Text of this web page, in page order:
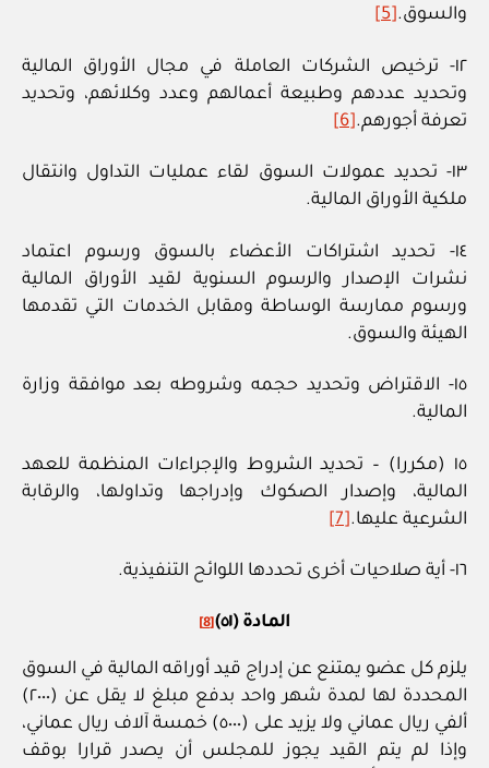
والسوق.[5]
١٢- ترخيص الشركات العاملة في مجال الأوراق المالية
وتحديد عددهم وطبيعة أعمالهم وعدد وكلائهم، وتحديد
تعرفة أجورهم.
١٣- تحديد عمولات السوق لقاء عمليات التداول وانتقال
ملكية الأوراق المالية.
١٤- تحديد اشتراكات الأعضاء بالسوق ورسوم اعتماد
نشرات الإصدار والرسوم السنوية لقيد الأوراق المالية
ورسوم ممارسة الوساطة ومقابل الخدمات التي تقدمها
الهيئة والسوق.
١٥- الاقتراض وتحديد حجمه وشروطه بعد موافقة وزارة
المالية.
١٥ (مكررا) – تحديد الشروط والإجراءات المنظمة للعهد
المالية، وإصدار الصكوك وإدراجها وتداولها، والرقابة
الشرعية عليها.
١٦- أية صلاحيات أخرى تحددها اللوائح التنفيذية.
المادة (٥١) [8]
يلزم كل عضو يمتنع عن إدراج قيد أوراقه المالية في السوق
المحددة لها لمدة شهر واحد بدفع مبلغ لا يقل عن (٢٠٠٠)
ألفي ريال عماني ولا يزيد على (٥٠٠٠) خمسة آلاف ريال عماني،
وإذا لم يتم القيد يجوز للمجلس أن يصدر قرارا بوقف